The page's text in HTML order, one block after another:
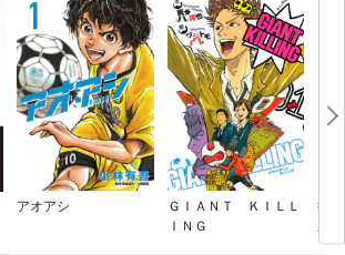
アオアシ
ＧＩＡＮＴ ＫＩＬＬ
ＩＮＧ
後